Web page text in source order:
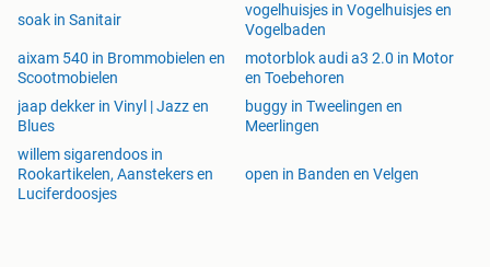
soak in Sanitair
vogelhuisjes in Vogelhuisjes en
Vogelbaden
aixam 540 in Brommobielen en
Scootmobielen
motorblok audi a3 2.0 in Motor
en Toebehoren
jaap dekker in Vinyl | Jazz en
Blues
buggy in Tweelingen en
Meerlingen
willem sigarendoos in
Rookartikelen, Aanstekers en
Luciferdoosjes
open in Banden en Velgen